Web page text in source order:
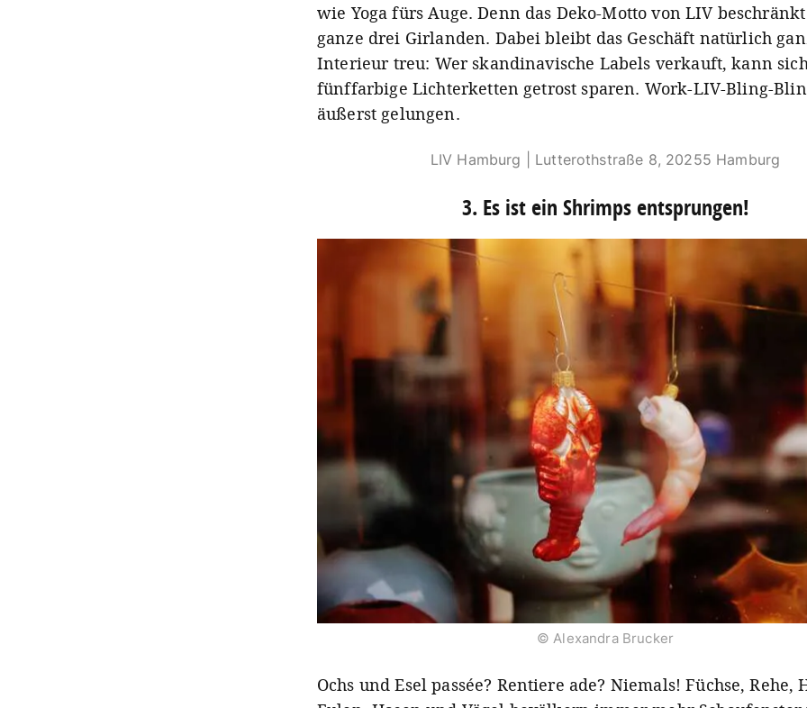
wie Yoga fürs Auge. Denn das Deko-Motto von LIV
ganze drei Girlanden. Dabei bleibt das Geschäft natürlich
Interieur treu: Wer skandinavische Labels verkauft, kann
fünffarbige Lichterketten getrost sparen. Work-LIV-Bling-
äußerst gelungen.
LIV Hamburg | Lutterothstraße 8, 20255 Hamburg
3. Es ist ein Shrimps entsprungen!
© Alexandra Brucker
Ochs und Esel passée? Rentiere ade? Niemals! Füchse, Rehe,